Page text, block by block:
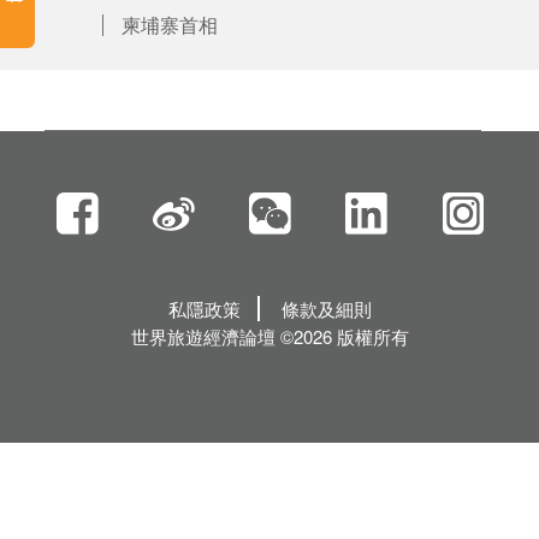
柬埔寨首相
私隱政策
條款及細則
世界旅遊經濟論壇 ©2026 版權所有